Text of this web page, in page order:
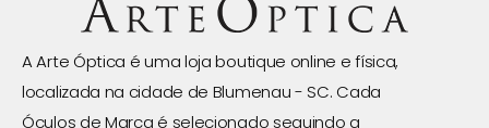
A Arte Óptica é uma loja boutique online e física,
localizada na cidade de Blumenau - SC. Cada
Óculos de Marca é selecionado seguindo a